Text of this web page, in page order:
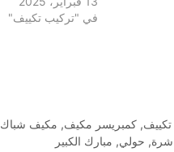
في "تركيب تكييف"
, كمبريسر مكيف, مكيف شباك
, حولي, مبارك الكبير